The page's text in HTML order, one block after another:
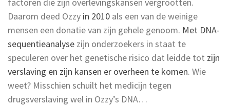
factoren die zijn overlevingskansen vergrootten.
Daarom deed Ozzy in 2010 als een van de weinige
mensen een donatie van zijn gehele genoom. Met DNA-
sequentieanalyse zijn onderzoekers in staat te
speculeren over het genetische risico dat leidde tot zijn
verslaving en zijn kansen er overheen te komen. Wie
weet? Misschien schuilt het medicijn tegen
drugsverslaving wel in Ozzy’s DNA…